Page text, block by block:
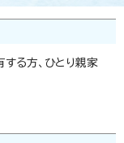
る方、ひとり親家